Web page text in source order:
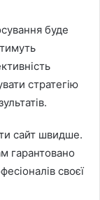
буде
стратегію
сайт швидше.
гарантовано
своєї